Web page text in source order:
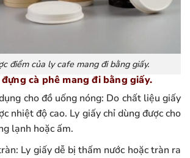
điểm của ly cafe mang đi bằng giấy.
cà phê mang đi bằng giấy.
cho đồ uống nóng: Do chất liệu giấy
nhiệt độ cao. Ly giấy chỉ dùng được cho
lạnh hoặc ấm.
Ly giấy dễ bị thấm nước hoặc tràn ra